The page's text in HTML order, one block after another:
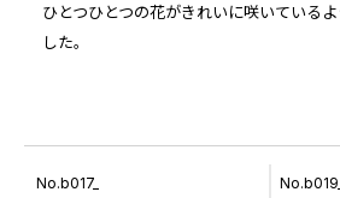
ひとつひとつの花がきれいに咲いている
した。
No.b017_
No.b019_